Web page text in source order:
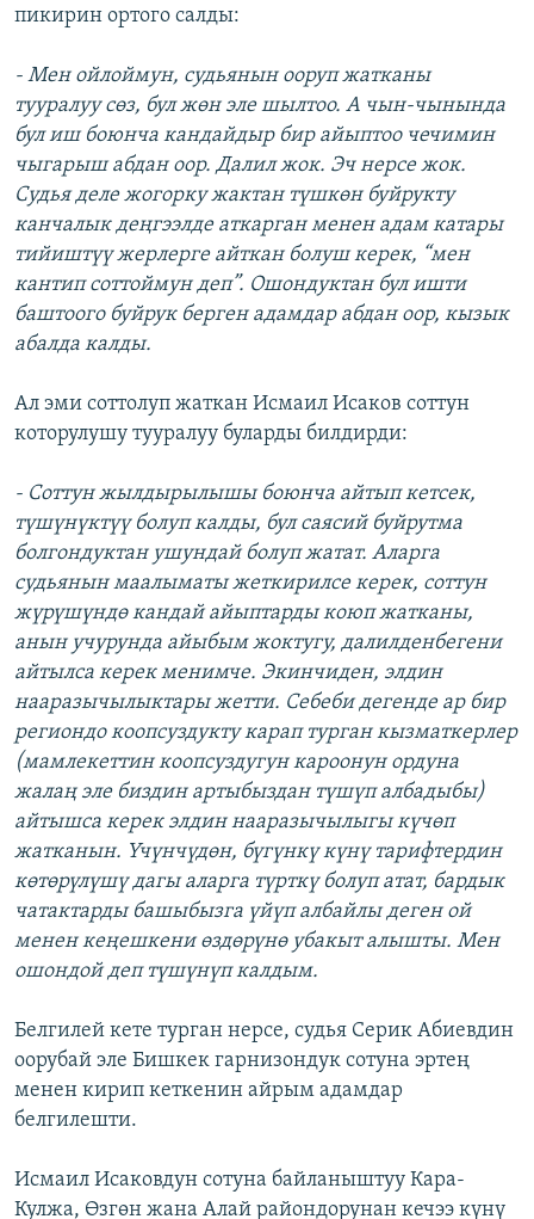
пикирин ортого салды:
- Мен ойлоймун, судьянын ооруп жатканы
тууралуу сөз, бул жөн эле шылтоо. А чын-чынында
бул иш боюнча кандайдыр бир айыптоо чечимин
чыгарыш абдан оор. Далил жок. Эч нерсе жок.
Судья деле жогорку жактан түшкөн буйрукту
канчалык деңгээлде аткарган менен адам катары
тийиштүү жерлерге айткан болуш керек, “мен
кантип соттоймун деп”. Ошондуктан бул ишти
баштоого буйрук берген адамдар абдан оор, кызык
абалда калды.
Ал эми соттолуп жаткан Исмаил Исаков соттун
которулушу тууралуу буларды билдирди:
- Соттун жылдырылышы боюнча айтып кетсек,
түшүнүктүү болуп калды, бул саясий буйрутма
болгондуктан ушундай болуп жатат. Аларга
судьянын маалыматы жеткирилсе керек, соттун
жүрүшүндө кандай айыптарды коюп жатканы,
анын учурунда айыбым жоктугу, далилденбегени
айтылса керек менимче. Экинчиден, элдин
нааразычылыктары жетти. Себеби дегенде ар бир
региондо коопсуздукту карап турган кызматкерлер
(мамлекеттин коопсуздугун кароонун ордуна
жалаң эле биздин артыбыздан түшүп албадыбы)
айтышса керек элдин нааразычылыгы күчөп
жатканын. Үчүнчүдөн, бүгүнкү күнү тарифтердин
көтөрүлүшү дагы аларга түрткү болуп атат, бардык
чатактарды башыбызга үйүп албайлы деген ой
менен кеңешкени өздөрүнө убакыт алышты. Мен
ошондой деп түшүнүп калдым.
Белгилей кете турган нерсе, судья Серик Абиевдин
оорубай эле Бишкек гарнизондук сотуна эртең
менен кирип кеткенин айрым адамдар
белгилешти.
Исмаил Исаковдун сотуна байланыштуу Кара-
Кулжа, Өзгөн жана Алай райондорунан кечээ күнү